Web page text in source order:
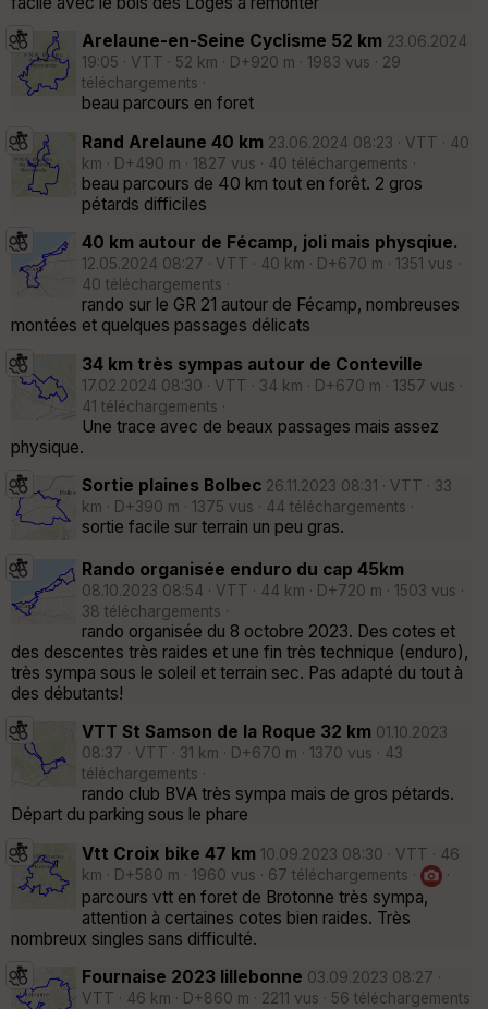
Arelaune-en-Seine Cyclisme 52 km 23.06.2024
19:05 · VTT · 52 km · D+920 m · 1983 vus · 29
téléchargements ·
beau parcours en foret
Rand Arelaune 40 km 23.06.2024 08:23 · VTT · 40
km · D+490 m · 1827 vus · 40 téléchargements ·
beau parcours de 40 km tout en forêt. 2 gros
pétards difficiles
40 km autour de Fécamp, joli mais physqiue.
12.05.2024 08:27 · VTT · 40 km · D+670 m · 1351 vus ·
40 téléchargements ·
rando sur le GR 21 autour de Fécamp, nombreuses
montées et quelques passages délicats
34 km très sympas autour de Conteville
17.02.2024 08:30 · VTT · 34 km · D+670 m · 1357 vus ·
41 téléchargements ·
Une trace avec de beaux passages mais assez
physique.
Sortie plaines Bolbec 26.11.2023 08:31 · VTT · 33
km · D+390 m · 1375 vus · 44 téléchargements ·
sortie facile sur terrain un peu gras.
Rando organisée enduro du cap 45km
08.10.2023 08:54 · VTT · 44 km · D+720 m · 1503 vus ·
38 téléchargements ·
rando organisée du 8 octobre 2023. Des cotes et
des descentes très raides et une fin très technique (enduro),
très sympa sous le soleil et terrain sec. Pas adapté du tout à
des débutants!
VTT St Samson de la Roque 32 km 01.10.2023
08:37 · VTT · 31 km · D+670 m · 1370 vus · 43
téléchargements ·
rando club BVA très sympa mais de gros pétards.
Départ du parking sous le phare
Vtt Croix bike 47 km 10.09.2023 08:30 · VTT · 46
km · D+580 m · 1960 vus · 67 téléchargements ·
·
parcours vtt en foret de Brotonne très sympa,
attention à certaines cotes bien raides. Très
nombreux singles sans difficulté.
Fournaise 2023 lillebonne 03.09.2023 08:27 ·
VTT · 46 km · D+860 m · 2211 vus · 56 téléchargements